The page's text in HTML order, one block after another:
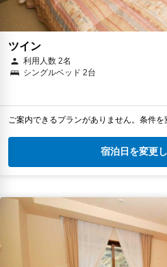
ツイン
利用人数 2名
シングルベッド 2台
ご案内できるプランがありません。条件を
宿泊日を変更